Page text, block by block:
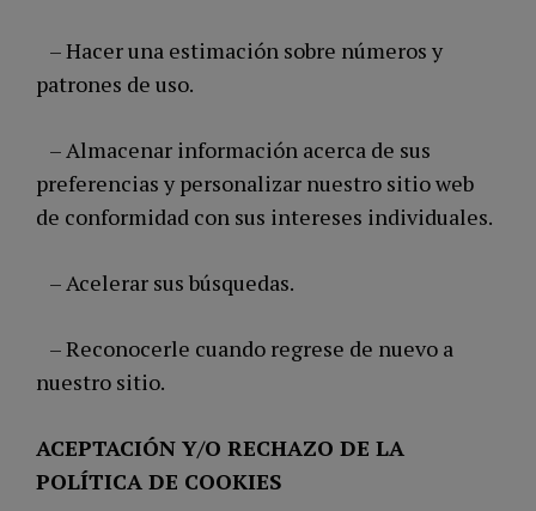
– Hacer una estimación sobre números y
patrones de uso.
– Almacenar información acerca de sus
preferencias y personalizar nuestro sitio web
de conformidad con sus intereses individuales.
– Acelerar sus búsquedas.
– Reconocerle cuando regrese de nuevo a
nuestro sitio.
ACEPTACIÓN Y/O RECHAZO DE LA
POLÍTICA DE COOKIES